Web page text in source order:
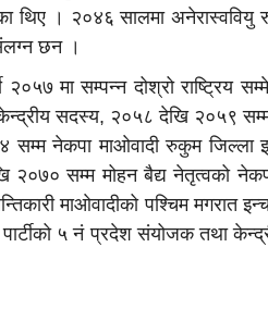
थिए । २०४६ सालमा
छन ।
मा सम्पन्न दोश्रो राष्ट्रिय
सदस्य, २०५८ देखि २०५९ सम्म
सम्म नेकपा माओवादी रुकुम जिल्ला
सम्म मोहन बैद्य नेतृत्वको नेकपा
माओवादीको पश्चिम मगरात
पार्टीको ५ नं प्रदेश संयोजक तथा